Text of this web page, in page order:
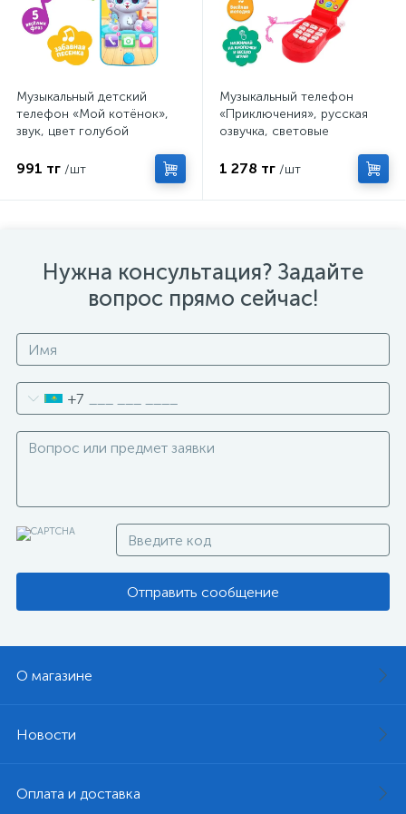
Музыкальный детский
телефон «Мой котёнок»,
звук, цвет голубой
991 тг /шт
Музыкальный телефон
«Приключения», русская
озвучка, световые
батареек, МИКС
1 278 тг /шт
Нужна консультация? Задайте
вопрос прямо сейчас!
+7
Отправить сообщение
О магазине
Новости
Оплата и доставка